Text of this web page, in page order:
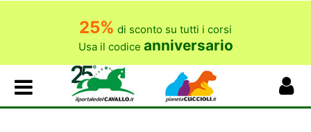
25% di sconto su tutti i corsi
Usa il codice anniversario